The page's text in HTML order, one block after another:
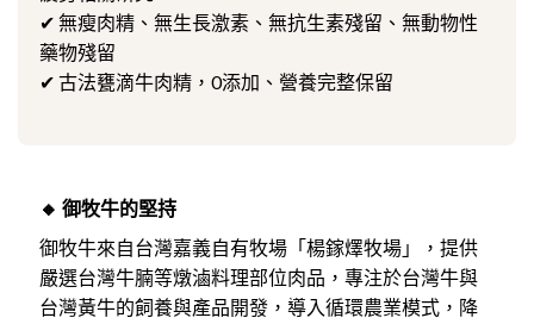
✔ 無瘦肉精、無生長激素、無抗生素殘留、無動物性
藥物殘留
✔ 古法甕滴牛肉精，0添加、營養完整保留
🔸 御牧牛的堅持
御牧牛來自台灣嘉義自有牧場「楊鎵燡牧場」，提供
嚴選台灣牛腩等燉滷料理部位肉品，專注於台灣牛與
台灣黃牛的飼養與產品開發，導入循環農業模式，降